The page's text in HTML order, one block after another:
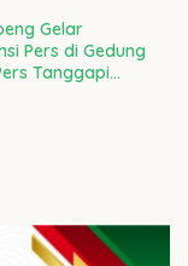
Gelar
Pers di Gedung
Tanggapi